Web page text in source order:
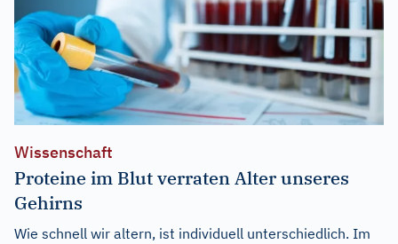
Wissenschaft
Proteine im Blut verraten Alter unseres
Gehirns
Wie schnell wir altern, ist individuell unterschiedlich. Im